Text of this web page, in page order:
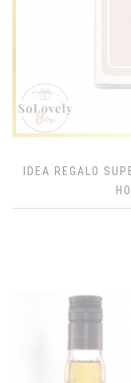
IDEA REGALO